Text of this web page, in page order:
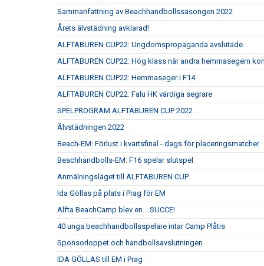
Sammanfattning av Beachhandbollssäsongen 2022
Årets älvstädning avklarad!
ALFTABUREN CUP22: Ungdomspropaganda avslutade
ALFTABUREN CUP22: Hög klass när andra hemmasegern
ALFTABUREN CUP22: Hemmaseger i F14
ALFTABUREN CUP22: Falu HK värdiga segrare
SPELPROGRAM ALFTABUREN CUP 2022
Älvstädningen 2022
Beach-EM: Förlust i kvartsfinal - dags för placeringsmatcher
Beachhandbolls-EM: F16 spelar slutspel
Anmälningsläget till ALFTABUREN CUP
Ida Göllas på plats i Prag för EM
Alfta BeachCamp blev en... SUCCE!
40 unga beachhandbollsspelare intar Camp Plåtis
Sponsorloppet och handbollsavslutningen
IDA GÖLLAS till EM i Prag